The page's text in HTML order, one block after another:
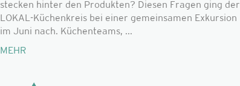
stecken hinter den Produkten? Diesen Fragen ging der
LOKAL-Küchenkreis bei einer gemeinsamen Exkursion
im Juni nach. Küchenteams, ...
MEHR